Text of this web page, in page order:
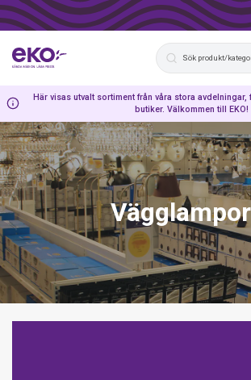
Här visas utvalt sortiment från våra stora
butiker. Välkommen till EKO!
Vägglampor